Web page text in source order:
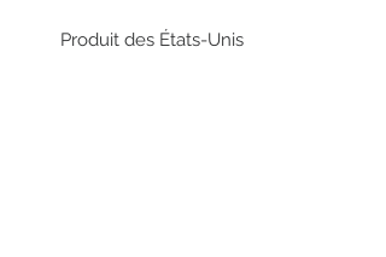
Produit des États-Unis